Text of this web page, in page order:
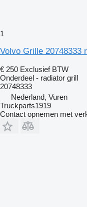
1
Volvo Grille 20748333
€ 250 Exclusief BTW
Onderdeel - radiator grill
20748333
Nederland, Vuren
Truckparts1919
Contact opnemen met